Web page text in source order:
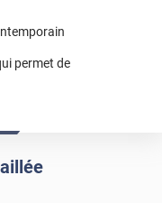
permet de